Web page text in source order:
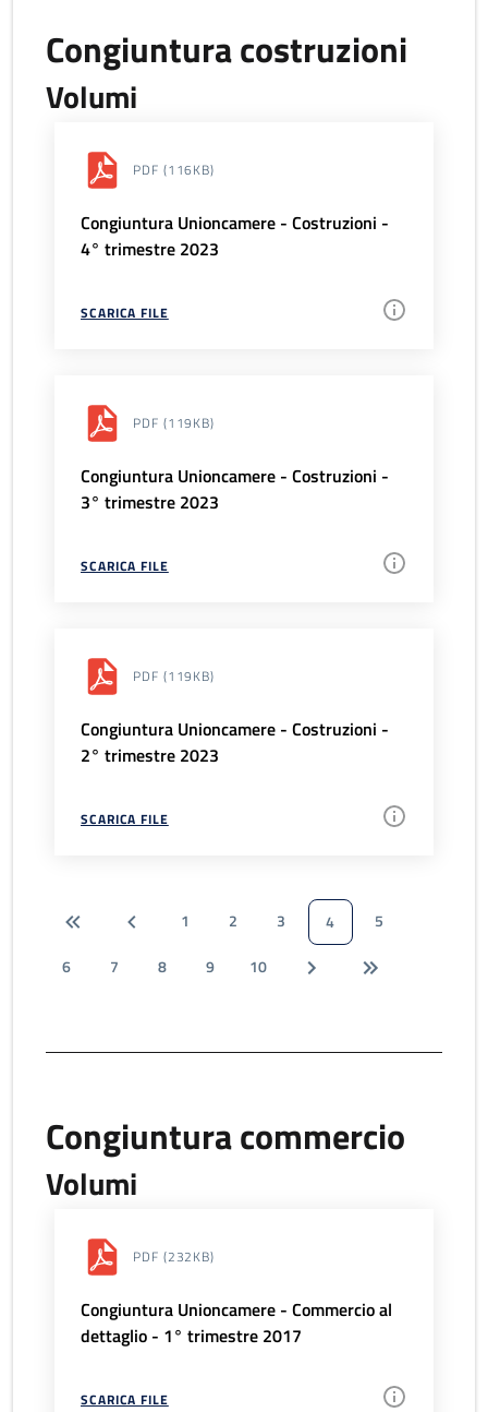
Congiuntura costruzioni
Volumi
PDF (116KB)
Congiuntura Unioncamere - Costruzioni -
4° trimestre 2023
SCARICA FILE
PDF (119KB)
Congiuntura Unioncamere - Costruzioni -
3° trimestre 2023
SCARICA FILE
PDF (119KB)
Congiuntura Unioncamere - Costruzioni -
2° trimestre 2023
SCARICA FILE
1 2 3 4
5
6
7 8 9 10
Congiuntura commercio
Volumi
PDF (232KB)
Congiuntura Unioncamere - Commercio al
dettaglio - 1° trimestre 2017
SCARICA FILE